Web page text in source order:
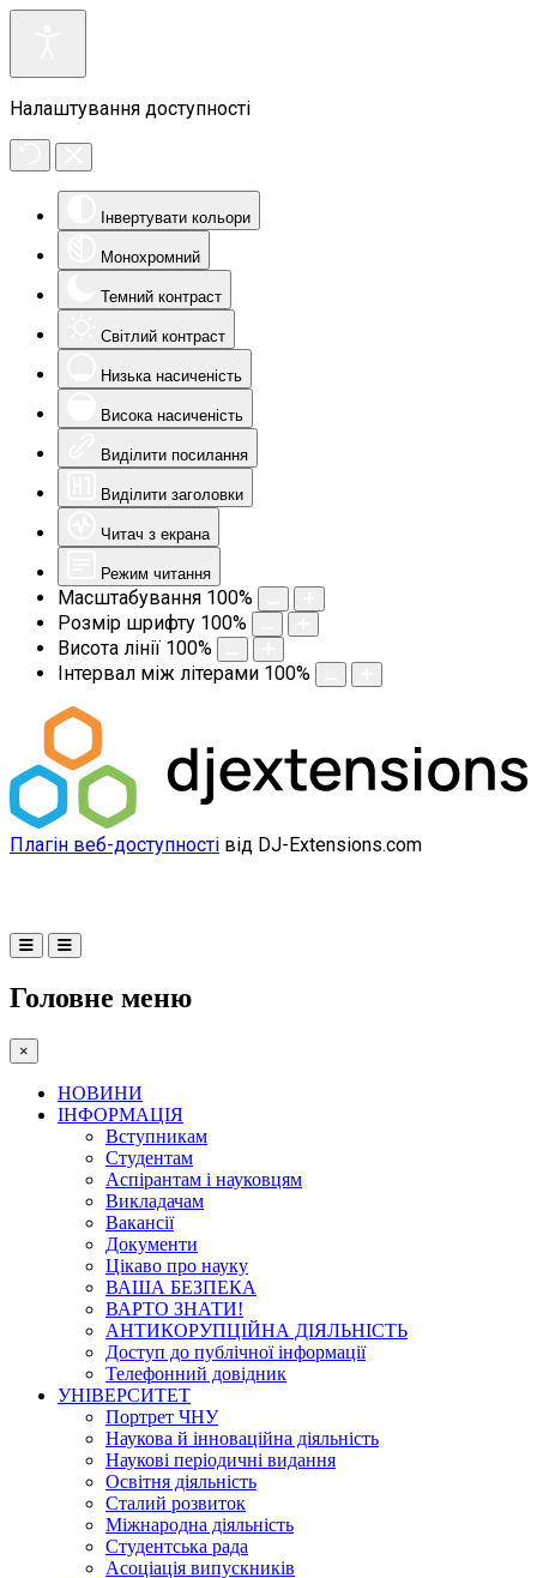
Налаштування доступності
Інвертувати кольори
Монохромний
Темний контраст
Світлий контраст
Низька насиченість
Висока насиченість
Виділити посилання
Виділити заголовки
Читач з екрана
Режим читання
Масштабування 100%
Розмір шрифту 100%
Висота лінії 100%
Інтервал між літерами 100%
Плагін веб-доступності від DJ-Extensions.com
Головне меню
×
НОВИНИ
ІНФОРМАЦІЯ
Вступникам
Студентам
Аспірантам і науковцям
Викладачам
Вакансії
Документи
Цікаво про науку
ВАША БЕЗПЕКА
ВАРТО ЗНАТИ!
АНТИКОРУПЦІЙНА ДІЯЛЬНІСТЬ
Доступ до публічної інформації
Телефонний довідник
УНІВЕРСИТЕТ
Портрет ЧНУ
Наукова й інноваційна діяльність
Наукові періодичні видання
Освітня діяльність
Сталий розвиток
Міжнародна діяльність
Студентська рада
Асоціація випускників